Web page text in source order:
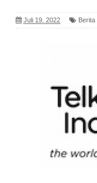
Juli 19, 2022 Berita